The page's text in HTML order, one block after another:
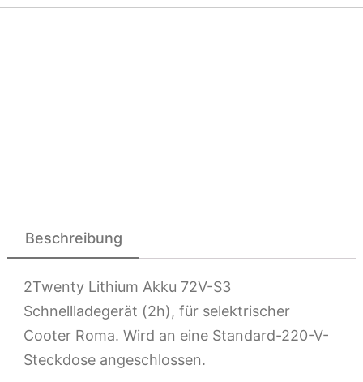
Beschreibung
2Twenty Lithium Akku 72V-S3
Schnellladegerät (2h), für selektrischer
Cooter Roma. Wird an eine Standard-220-V-
Steckdose angeschlossen.